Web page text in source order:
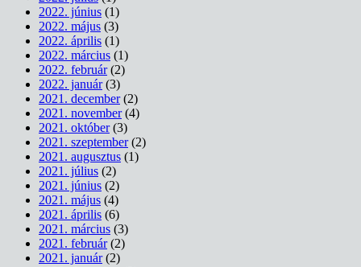
2022. június (1)
2022. május (3)
2022. április (1)
2022. március (1)
2022. február(2)
2022. január(3)
2021. december(2)
2021. november(4)
2021. október(3)
2021. szeptember(2)
2021. augusztus (1)
2021. július (2)
2021. június (2)
2021. május (4)
2021. április (6)
2021. március (3)
2021. február(2)
2021. január(2)